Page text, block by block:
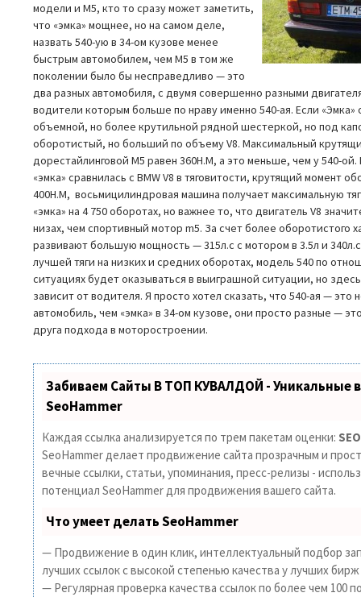
модели и M5, кто то сразу может заметить,
что «эмка» мощнее, но на самом деле,
назвать 540-ую в 34-ом кузове менее
быстрым автомобилем, чем M5 в том же
поколении было бы несправедливо — это
два разных автомобиля, с двумя совершенно разными
водители которым больше по нраву именно 540-ая. Если
объемной, но более крутильной рядной шестеркой, но под
оборотистый, но больший по объему V8. Максимальный
дорестайлинговой M5 равен 360Н.М, а это меньше, чем у 540-ой.
«эмка» сравнилась с BMW V8 в тяговитости, крутящий момент
400Н.М, восьмицилиндровая машина получает максимальную
«эмка» на 4 750 оборотах, но важнее то, что двигатель V8
низах, чем спортивный мотор m5. За счет более оборотистого
развивают большую мощность — 315л.с с мотором в 3.5л и
лучшей тяги на низких и средних оборотах, модель 540 по
ситуациях будет оказываться в выиграшной ситуации, но
зависит от водителя. Я просто хотел сказать, что 540-ая —
автомобиль, чем «эмка» в 34-ом кузове, они просто разные —
друга подхода в моторостроении.
Забиваем Сайты В ТОП КУВАЛДОЙ - Уникальные
SeoHammer
Каждая ссылка анализируется по трем пакетам оценки:
SeoHammer делает продвижение сайта прозрачным и
вечные ссылки, статьи, упоминания, пресс-релизы -
потенциал SeoHammer для продвижения вашего сайта.
Что умеет делать SeoHammer
— Продвижение в один клик, интеллектуальный подбор
лучших ссылок с высокой степенью качества у лучших
— Регулярная проверка качества ссылок по более чем 100